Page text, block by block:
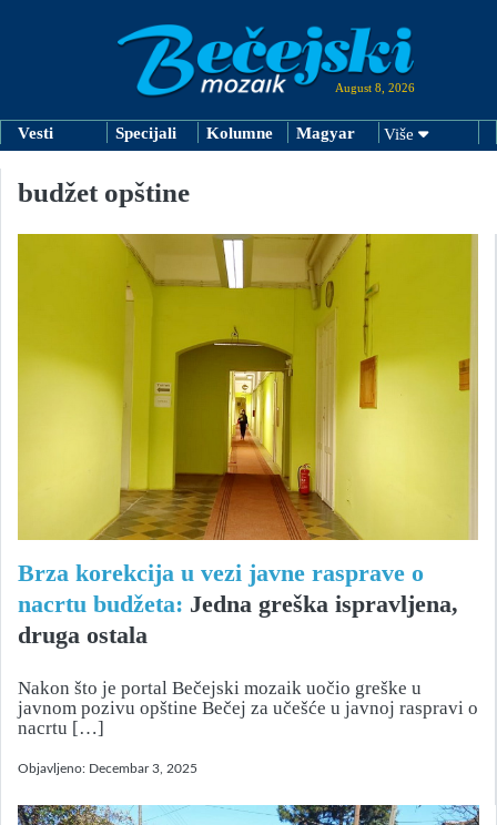
August 8, 2026
Vesti Specijali Kolumne Magyar Više
budžet opštine
Brza korekcija u vezi javne rasprave o
nacrtu budžeta: Jedna greška ispravljena,
druga ostala
Nakon što je portal Bečejski mozaik uočio greške u
javnom pozivu opštine Bečej za učešće u javnoj raspravi o
nacrtu […]
Objavljeno: Decembar 3, 2025